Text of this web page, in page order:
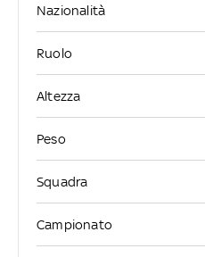
Nazionalità
Ruolo
Altezza
Peso
Squadra
Campionato